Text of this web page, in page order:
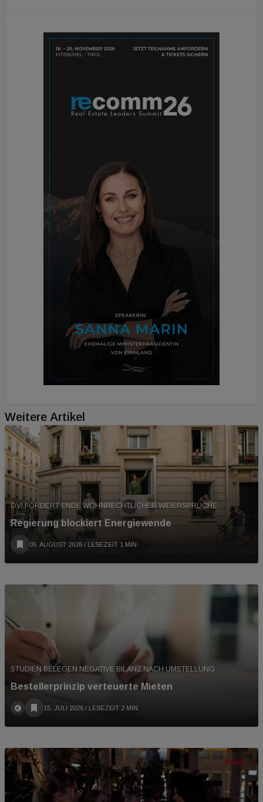
Weitere Artikel
ÖVI FORDERT ENDE WOHNRECHTLICHER WIDERSPRÜCHE
Regierung blockiert Energiewende
05. AUGUST 2026 / LESEZEIT 1 MIN
STUDIEN BELEGEN NEGATIVE BILANZ NACH UMSTELLUNG
Bestellerprinzip verteuerte Mieten
15. JULI 2026 / LESEZEIT 2 MIN